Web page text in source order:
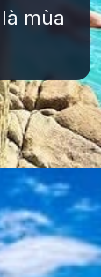
mùa
https://yeukhoahoc.edu.vn/bai-bien-binh-hung